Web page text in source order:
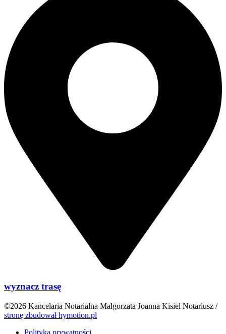
wyznacz trasę
©2026 Kancelaria Notarialna Małgorzata Joanna Kisiel Notariusz /
stronę zbudował hymotion.pl
Polityka prywatności